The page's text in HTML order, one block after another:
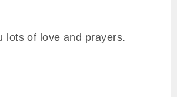
lots of love and prayers.